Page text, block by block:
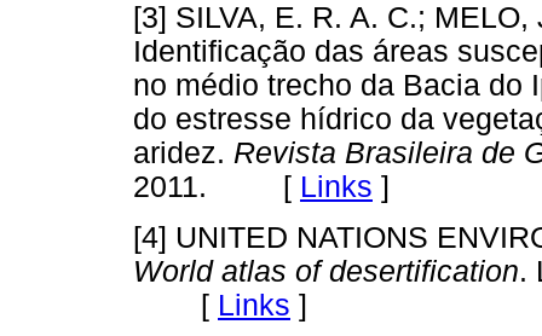
[3] SILVA, E. R. A. C.;
Identificação das áreas
no médio trecho da Bacia do
do estresse hídrico da
aridez. Revista Brasileira de
2011. [ Links ]
[4] UNITED NATIONS
World atlas of desertification.
[ Links ]